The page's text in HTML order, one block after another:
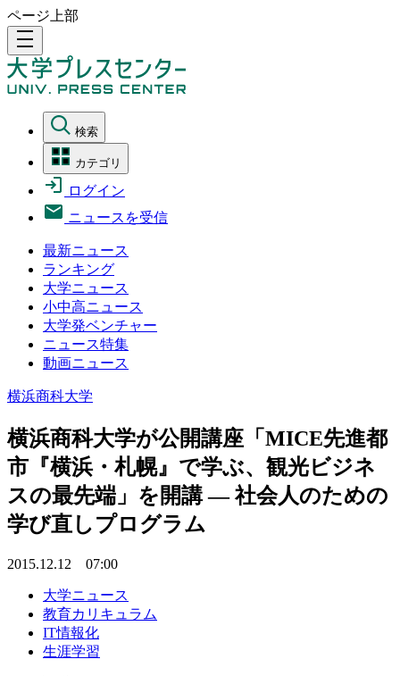
ページ上部
density_medium
検索
カテゴリ
ログイン
ニュースを受信
最新ニュース
ランキング
大学ニュース
小中高ニュース
大学発ベンチャー
ニュース特集
動画ニュース
横浜商科大学
横浜商科大学が公開講座「MICE先進都
市『横浜・札幌』で学ぶ、観光ビジネ
スの最先端」を開講 — 社会人のための
学び直しプログラム
2015.12.12 07:00
大学ニュース
教育カリキュラム
IT情報化
生涯学習